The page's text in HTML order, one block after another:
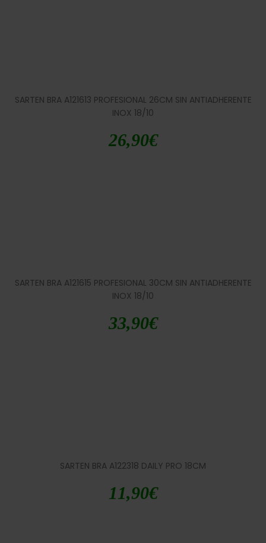
SARTEN BRA A121613 PROFESIONAL 26CM SIN ANTIADHERENTE
INOX 18/10
26,90€
SARTEN BRA A121615 PROFESIONAL 30CM SIN ANTIADHERENTE
INOX 18/10
33,90€
SARTEN BRA A122318 DAILY PRO 18CM
11,90€